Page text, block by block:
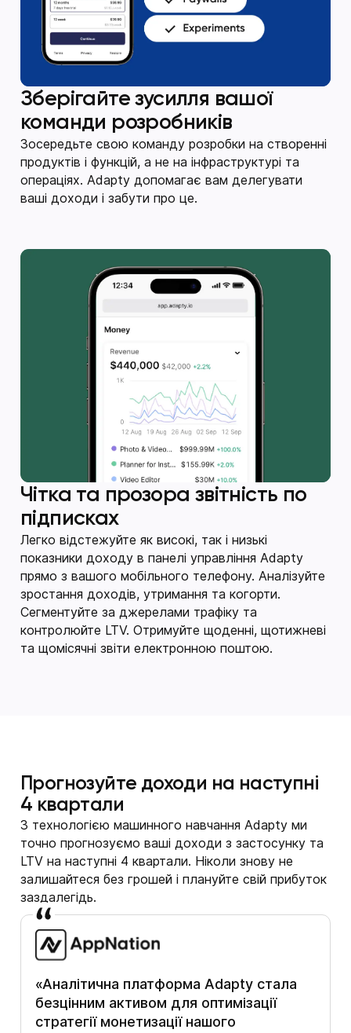
Зберігайте зусилля вашої
команди розробників
Зосередьте свою команду розробки на створенні
продуктів і функцій, а не на інфраструктурі та
операціях. Adapty допомагає вам делегувати
ваші доходи і забути про це.
Чітка та прозора звітність по
підписках
Легко відстежуйте як високі, так і низькі
показники доходу в панелі управління Adapty
прямо з вашого мобільного телефону. Аналізуйте
зростання доходів, утримання та когорти.
Сегментуйте за джерелами трафіку та
контролюйте LTV. Отримуйте щоденні, щотижневі
та щомісячні звіти електронною поштою.
Прогнозуйте доходи на наступні
4 квартали
З технологією машинного навчання Adapty ми
точно прогнозуємо ваші доходи з застосунку та
LTV на наступні 4 квартали. Ніколи знову не
залишайтеся без грошей і плануйте свій прибуток
заздалегідь.
«Аналітична платформа Adapty стала
безцінним активом для оптимізації
стратегії монетизації нашого